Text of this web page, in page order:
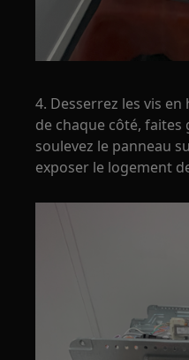
4. Desserrez les vis
de chaque côté,
soulevez le panneau
exposer le logement